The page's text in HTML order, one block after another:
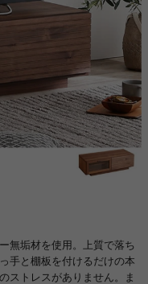
無垢材を使用。上質で落ち
手と棚板を付けるだけの本
ストレスがありません。ま